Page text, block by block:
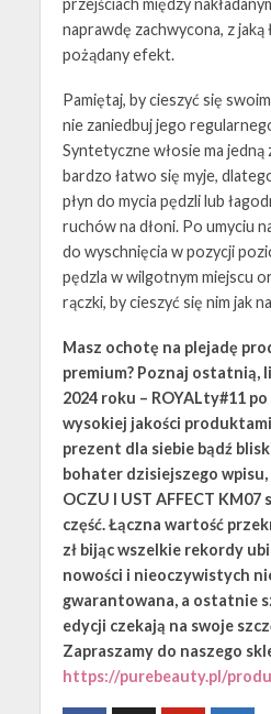
naprawdę zachwycona, z jaką
pożądany efekt.
Pamiętaj, by cieszyć się
nie zaniedbuj jego
Syntetyczne włosie ma jedną
bardzo łatwo się myje,
płyn do mycia pędzli lub
ruchów na dłoni. Po umyciu
do wyschnięcia w pozycji
pędzla w wilgotnym miejscu
rączki, by cieszyć się nim jak
Masz ochotę na plejadę
premium? Poznaj ostatnią,
2024 roku – ROYALty#11
wysokiej jakości
prezent dla siebie bądź
bohater dzisiejszego wpisu,
OCZU I UST AFFECT
część. Łączna wartość
zł bijąc wszelkie rekordy
nowości i nieoczywistych
gwarantowana, a ostatnie
edycji czekają na swoje
Zapraszamy do naszego
https://purebeauty.pl/